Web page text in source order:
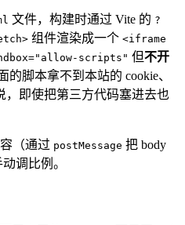
文件，构建时通过 Vite 的 ?
组件渲染成一个 <iframe
scripts" 但不开
的脚本拿不到本站的 cookie、
，即使把第三方代码塞进去也
（通过 postMessage 把 body
调比例。